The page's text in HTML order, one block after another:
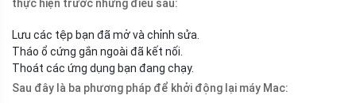
thực hiện trước những điều sau:
Lưu các tệp bạn đã mở và chỉnh sửa.
Tháo ổ cứng gắn ngoài đã kết nối.
Thoát các ứng dụng bạn đang chạy.
Sau đây là ba phương pháp để khởi động lại máy Mac: